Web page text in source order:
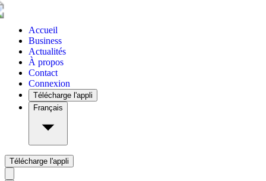
Accueil
Business
Actualités
À propos
Contact
Connexion
Télécharge l'appli
Français
Télécharge l'appli